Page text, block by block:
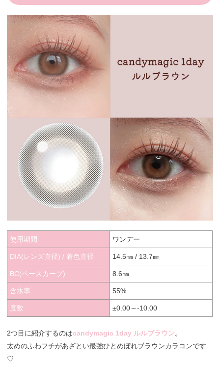
使用期間 ワンデー
DIA(レンズ直径) / 着色直径 14.5㎜ / 13.7㎜
BC(ベースカーブ) 8.6㎜
含水率 55%
度数 ±0.00～-10.00
2つ目に紹介するのはcandymagic 1day ルルブラウン。
太めのふわフチがあざとい最強ひとめぼれブラウンカラコンです
♡